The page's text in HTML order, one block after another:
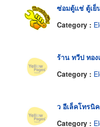
ซ่อมตู้แช่ ตู้เย็
Category :
ร้าน ทวีป ทอง
Category :
ว อีเล็คโทรนิค
Category :